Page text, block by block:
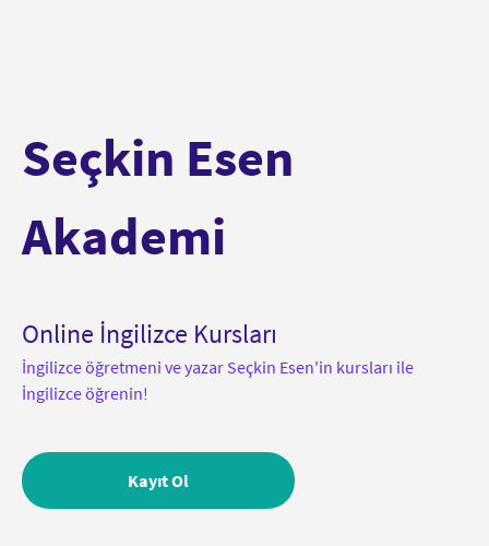
Seçkin Esen
Akademi
Online İngilizce Kursları
İngilizce öğretmeni ve yazar Seçkin Esen'in kursları ile
İngilizce öğrenin!
Kayıt Ol